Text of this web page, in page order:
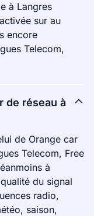
à Langres
sur au
encore
Telecom,
de réseau à
de Orange car
Telecom, Free
à
du signal
radio,
saison,